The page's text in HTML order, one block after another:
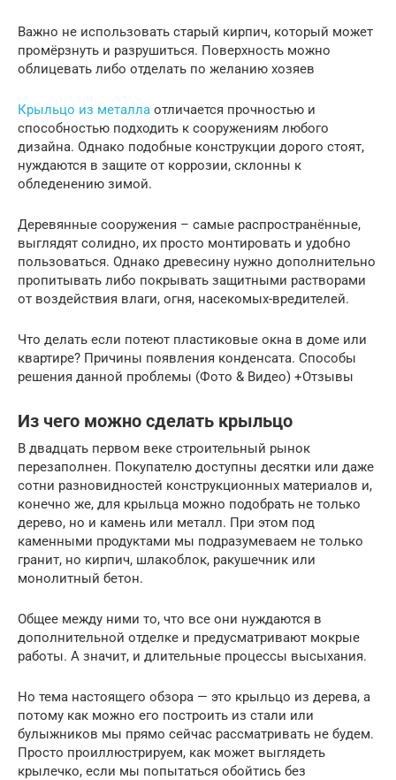
Важно не использовать старый кирпич, который может
промёрзнуть и разрушиться. Поверхность можно
облицевать либо отделать по желанию хозяев
Крыльцо из металла отличается прочностью и
способностью подходить к сооружениям любого
дизайна. Однако подобные конструкции дорого стоят,
нуждаются в защите от коррозии, склонны к
обледенению зимой.
Деревянные сооружения – самые распространённые,
выглядят солидно, их просто монтировать и удобно
пользоваться. Однако древесину нужно дополнительно
пропитывать либо покрывать защитными растворами
от воздействия влаги, огня, насекомых-вредителей.
Что делать если потеют пластиковые окна в доме или
квартире? Причины появления конденсата. Способы
решения данной проблемы (Фото & Видео) +Отзывы
Из чего можно сделать крыльцо
В двадцать первом веке строительный рынок
перезаполнен. Покупателю доступны десятки или даже
сотни разновидностей конструкционных материалов и,
конечно же, для крыльца можно подобрать не только
дерево, но и камень или металл. При этом под
каменными продуктами мы подразумеваем не только
гранит, но кирпич, шлакоблок, ракушечник или
монолитный бетон.
Общее между ними то, что все они нуждаются в
дополнительной отделке и предусматривают мокрые
работы. А значит, и длительные процессы высыхания.
Но тема настоящего обзора — это крыльцо из дерева, а
потому как можно его построить из стали или
булыжников мы прямо сейчас рассматривать не будем.
Просто проиллюстрируем, как может выглядеть
крылечко, если мы попытаться обойтись без